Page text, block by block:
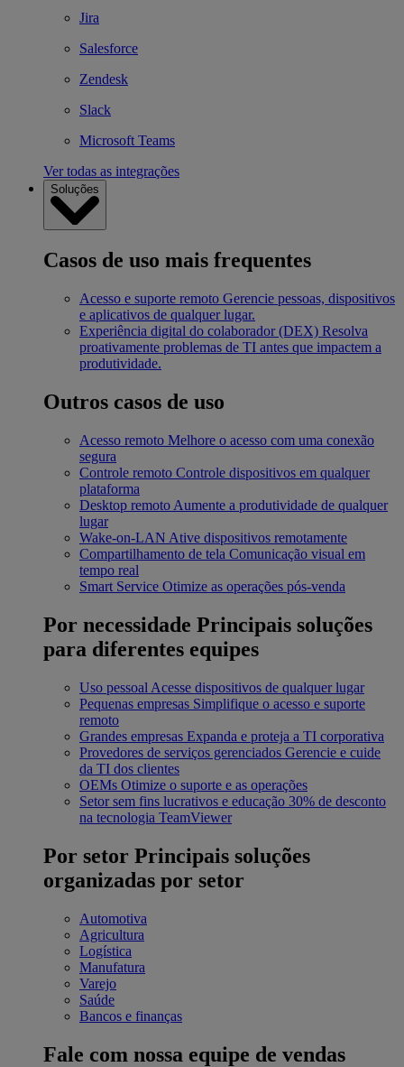
Jira
Salesforce
Zendesk
Slack
Microsoft Teams
Ver todas as integrações
Soluções
Casos de uso mais frequentes
Acesso e suporte remoto Gerencie pessoas, dispositivos
e aplicativos de qualquer lugar.
Experiência digital do colaborador (DEX) Resolva
proativamente problemas de TI antes que impactem a
produtividade.
Outros casos de uso
Acesso remoto Melhore o acesso com uma conexão
segura
Controle remoto Controle dispositivos em qualquer
plataforma
Desktop remoto Aumente a produtividade de qualquer
lugar
Wake-on-LAN Ative dispositivos remotamente
Compartilhamento de tela Comunicação visual em
tempo real
Smart Service Otimize as operações pós-venda
Por necessidade Principais soluções
para diferentes equipes
Uso pessoal Acesse dispositivos de qualquer lugar
Pequenas empresas Simplifique o acesso e suporte
remoto
Grandes empresas Expanda e proteja a TI corporativa
Provedores de serviços gerenciados Gerencie e cuide
da TI dos clientes
OEMs Otimize o suporte e as operações
Setor sem fins lucrativos e educação 30% de desconto
na tecnologia TeamViewer
Por setor Principais soluções
organizadas por setor
Automotiva
Agricultura
Logística
Manufatura
Varejo
Saúde
Bancos e finanças
Fale com nossa equipe de vendas